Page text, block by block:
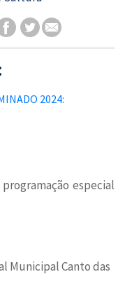
especial
Municipal Canto das